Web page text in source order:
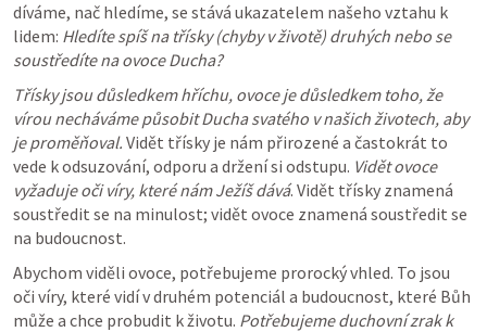
díváme, nač hledíme, se stává ukazatelem našeho vztahu k
lidem: Hledíte spíš na třísky (chyby v životě) druhých nebo se
soustředíte na ovoce Ducha?
Třísky jsou důsledkem hříchu, ovoce je důsledkem toho, že
vírou necháváme působit Ducha svatého v našich životech, aby
je proměňoval. Vidět třísky je nám přirozené a častokrát to
vede k odsuzování, odporu a držení si odstupu. Vidět ovoce
vyžaduje oči víry, které nám Ježíš dává. Vidět třísky znamená
soustředit se na minulost; vidět ovoce znamená soustředit se
na budoucnost.
Abychom viděli ovoce, potřebujeme prorocký vhled. To jsou
oči víry, které vidí v druhém potenciál a budoucnost, které Bůh
může a chce probudit k životu. Potřebujeme duchovní zrak k